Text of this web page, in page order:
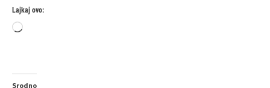
Lajkaj ovo:
Loading…
Srodno